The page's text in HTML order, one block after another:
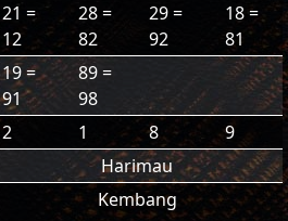
21 =
12
28 =
82
29 =
92
18 =
81
19 =
91
89 =
98
2 1 8
9
Harimau
Kembang